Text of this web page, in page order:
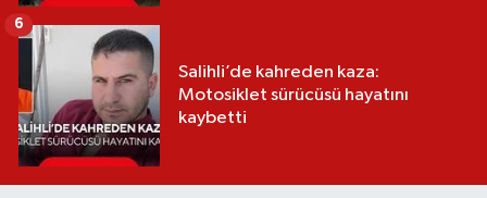
Salihli’de kahreden kaza:
Motosiklet sürücüsü hayatını
kaybetti
6